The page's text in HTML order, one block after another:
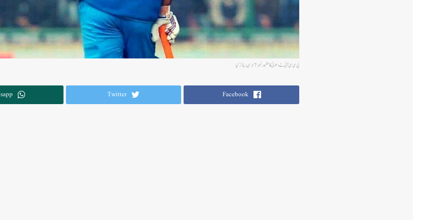
بی سی سی آئی نے دھونی کا مشہور نمبر 7 جرسی ریٹائر کیا
Facebook
Twitter